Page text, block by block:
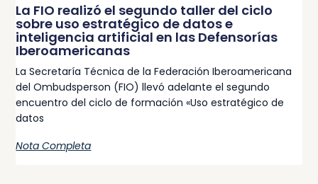
La FIO realizó el segundo taller del ciclo
sobre uso estratégico de datos e
inteligencia artificial en las Defensorías
Iberoamericanas
La Secretaría Técnica de la Federación Iberoamericana
del Ombudsperson (FIO) llevó adelante el segundo
encuentro del ciclo de formación «Uso estratégico de
datos
Nota Completa